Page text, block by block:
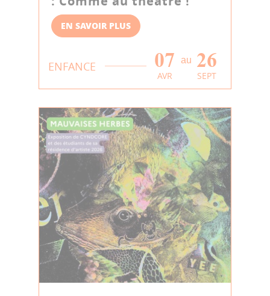
EN SAVOIR PLUS
ENFANCE 07
AVR
au 26
SEPT